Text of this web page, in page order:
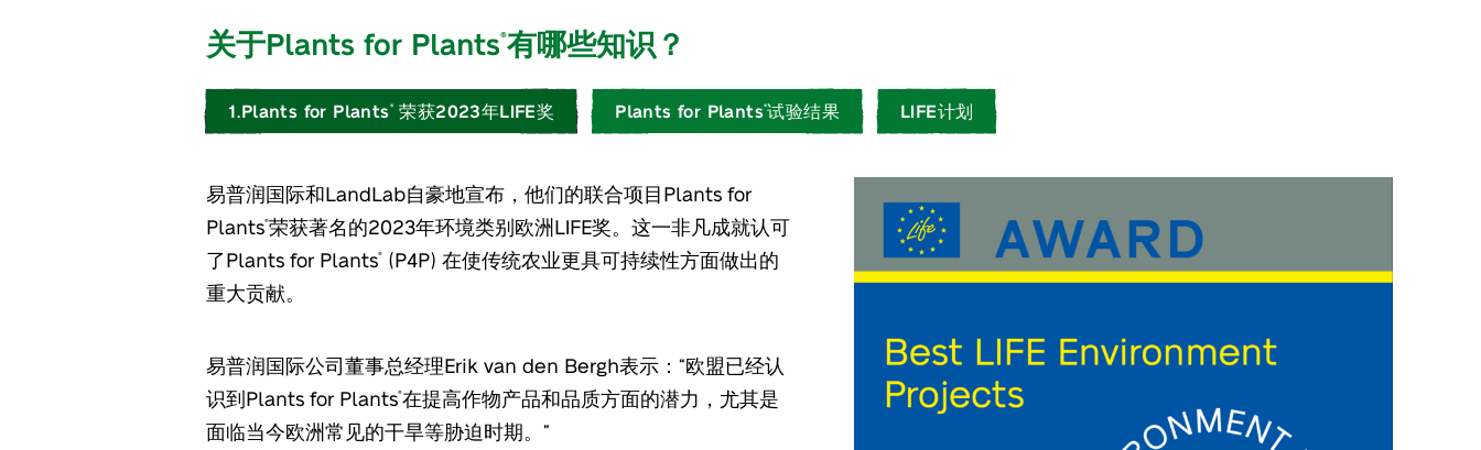
关于Plants for Plants®有哪些知识？
1.Plants for Plants®荣获2023年LIFE奖 Plants for Plants®试验结果 LIFE计划
易普润国际和LandLab自豪地宣布，他们的联合项目Plants for
Plants®荣获著名的2023年环境类别欧洲LIFE奖。这一非凡成就认可
了Plants for Plants®
(P4P) 在使传统农业更具可持续性方面做出的
重大贡献。
易普润国际公司董事总经理Erik van den Bergh表示：“欧盟已经认
识到Plants for Plants®在提高作物产品和品质方面的潜力，尤其是
面临当今欧洲常见的干旱等胁迫时期。”